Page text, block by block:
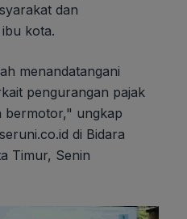
dan
kota.
menandatangani
pengurangan pajak
bermotor," ungkap
di Bidara
Timur, Senin